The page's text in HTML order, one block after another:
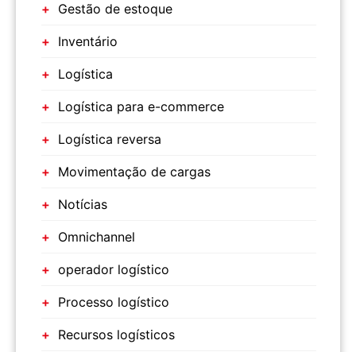
Gestão de estoque
Inventário
Logística
Logística para e-commerce
Logística reversa
Movimentação de cargas
Notícias
Omnichannel
operador logístico
Processo logístico
Recursos logísticos